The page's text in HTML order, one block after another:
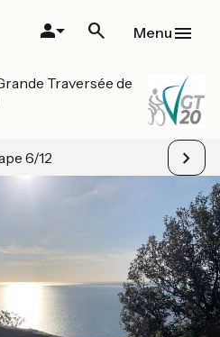
Menu
Traversée de
6/12